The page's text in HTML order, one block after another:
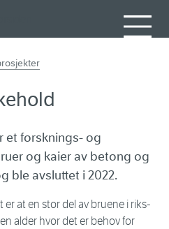
et forsknings- og
og kaier av betong og
ble avsluttet i 2022.
at en stor del av bruene i riks-
alder hvor det er behov for